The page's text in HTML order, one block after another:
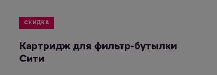
СКИДКА
Картридж для фильтр-бутылки
Сити